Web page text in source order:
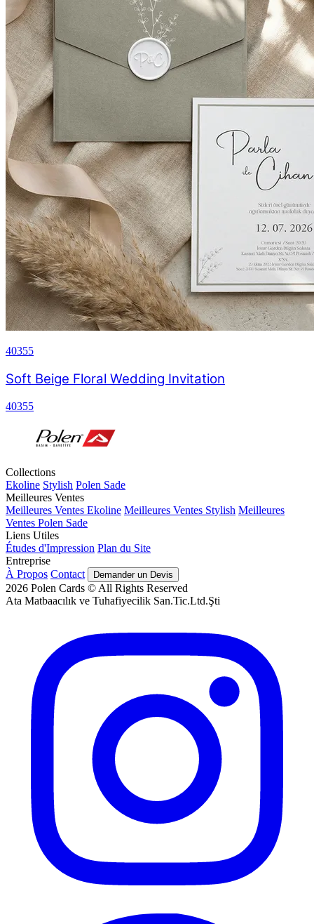
40355
Soft Beige Floral Wedding Invitation
40355
Collections
Ekoline Stylish Polen Sade
Meilleures Ventes
Meilleures Ventes Ekoline Meilleures Ventes Stylish Meilleures
Ventes Polen Sade
Liens Utiles
Études d'Impression Plan du Site
Entreprise
À Propos Contact Demander un Devis
2026 Polen Cards © All Rights Reserved
Ata Matbaacılık ve Tuhafiyecilik San.Tic.Ltd.Şti